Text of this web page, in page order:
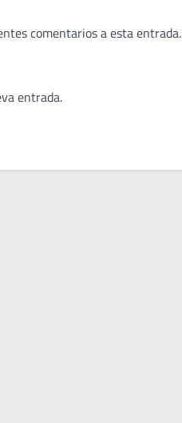
comentarios a esta entrada.
entrada.